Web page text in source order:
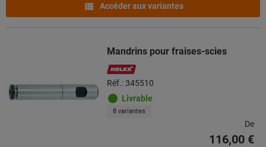
Accéder aux variantes
Mandrins pour fraises-scies
Réf.: 345510
Livrable
8 variantes
De
116,00 €